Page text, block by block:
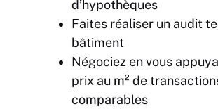
d’hypothèques
Faites réaliser un audit
bâtiment
Négociez en vous
prix au m² de
comparables